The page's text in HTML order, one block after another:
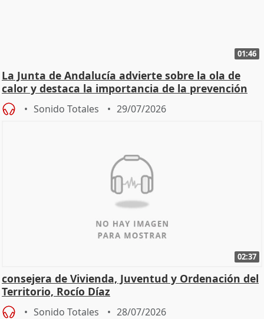
01:46
La Junta de Andalucía advierte sobre la ola de
calor y destaca la importancia de la prevención
Sonido Totales 29/07/2026
02:37
consejera de Vivienda, Juventud y Ordenación del
Territorio, Rocío Díaz
Sonido Totales 28/07/2026